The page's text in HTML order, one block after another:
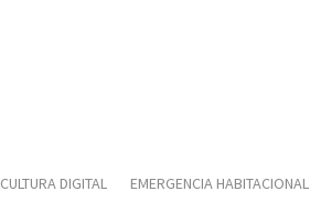
CULTURA DIGITAL EMERGENCIA HABITACIONAL